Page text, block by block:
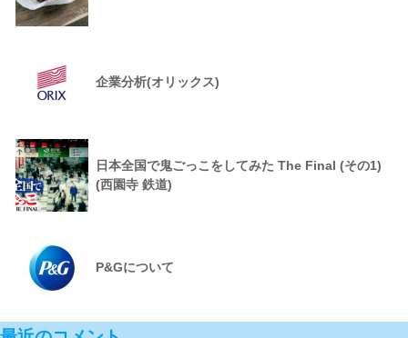
企業分析(オリックス)
日本全国で鬼ごっこをしてみた The Final (その1)
(西園寺 鉄道)
P&Gについて